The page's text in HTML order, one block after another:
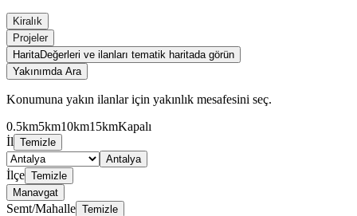
Kiralık
Projeler
HaritaDeğerleri ve ilanları tematik haritada görün
Yakınımda Ara
Konumuna yakın ilanlar için yakınlık mesafesini seç.
0.5km5km10km15kmKapalı
İl Temizle
Antalya
İlçe Temizle
Manavgat
Semt/Mahalle Temizle